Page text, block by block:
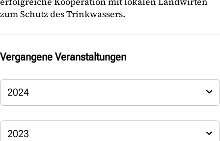
zum Schutz des Trinkwassers.
Vergangene Veranstaltungen
2024
2023